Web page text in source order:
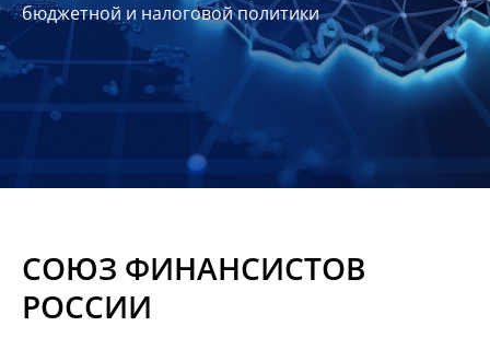
Планы
отчеты
Контакты
Материалы
бюджетной и налоговой политики
СОЮЗ ФИНАНСИСТОВ
РОССИИ